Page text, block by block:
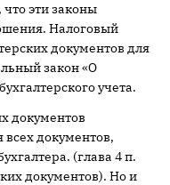
эти законы
Налоговый
документов для
закон «О
учета.
документов
всех документов,
(глава 4 п.
документов). Но и